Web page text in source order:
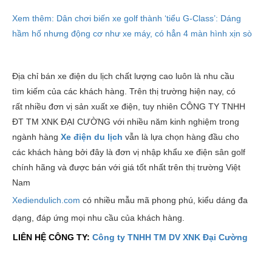
Xem thêm: Dân chơi biến xe golf thành ‘tiểu G-Class’: Dáng
hầm hố nhưng động cơ như xe máy, có hẳn 4 màn hình xịn sò
Địa chỉ bán xe điện du lịch chất lượng cao luôn là nhu cầu
tìm kiếm của các khách hàng. Trên thị trường hiện nay, có
rất nhiều đơn vị sản xuất xe điện, tuy nhiên CÔNG TY TNHH
ĐT TM XNK ĐẠI CƯỜNG với nhiều năm kinh nghiệm trong
ngành hàng Xe điện du lịch vẫn là lựa chọn hàng đầu cho
các khách hàng bởi đây là đơn vị nhập khẩu xe điện sân golf
chính hãng và được bán với giá tốt nhất trên thị trường Việt
Nam
Xediendulich.com có nhiều mẫu mã phong phú, kiểu dáng đa
dạng, đáp ứng mọi nhu cầu của khách hàng.
LIÊN HỆ CÔNG TY: Công ty TNHH TM DV XNK Đại Cường